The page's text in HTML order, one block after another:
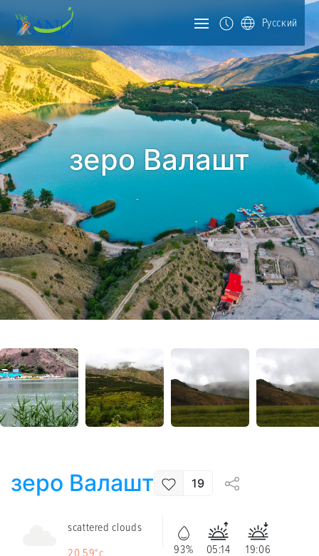
Русский
зеро Валашт
зеро Валашт 19
scattered clouds
20.59°c
93% 05:14
19:06